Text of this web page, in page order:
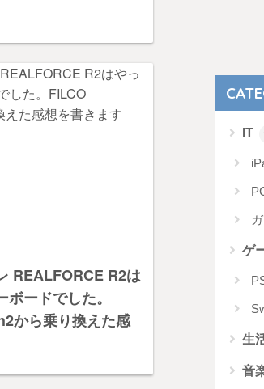
REALFORCE R2は
ードでした。
から乗り換えた感
IT
ゲ
生
音